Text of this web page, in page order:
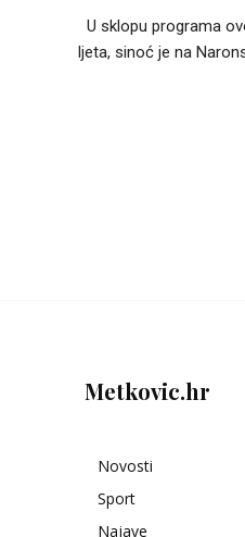
U sklopu programa
ljeta, sinoć je na
Metkovic.hr
Novosti
Sport
Najave